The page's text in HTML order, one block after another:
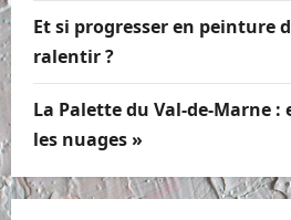
Et si progresser en peinture
ralentir ?
La Palette du Val-de-Marne
les nuages »